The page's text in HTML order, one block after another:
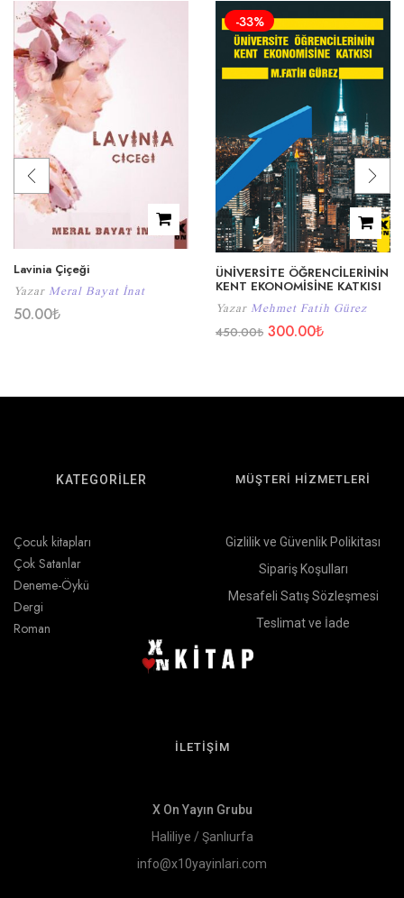
Lavinia Çiçeği
Yazar Meral Bayat İnat
50.00₺
-33%
ÜNİVERSİTE ÖĞRENCİLERİNİN
KENT EKONOMİSİNE KATKISI
Yazar Mehmet Fatih Gürez
450.00₺ 300.00₺
KATEGORİLER
Çocuk kitapları
Çok Satanlar
Deneme-Öykü
Dergi
Roman
MÜŞTERİ HİZMETLERİ
Gizlilik ve Güvenlik Polikitası
Sipariş Koşulları
Mesafeli Satış Sözleşmesi
Teslimat ve İade
İLETİŞİM
X On Yayın Grubu
Haliliye / Şanlıurfa
info@x10yayinlari.com